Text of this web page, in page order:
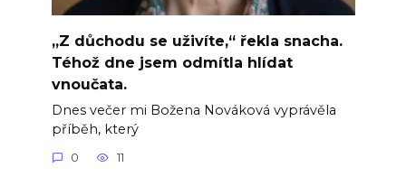
„Z důchodu se uživíte,“ řekla snacha.
Téhož dne jsem odmítla hlídat
vnoučata.
Dnes večer mi Božena Nováková vyprávěla
příběh, který
0 11